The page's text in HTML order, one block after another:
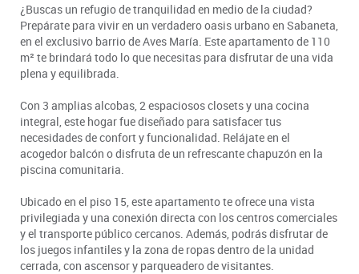
¿Buscas un refugio de tranquilidad en medio de la ciudad?
Prepárate para vivir en un verdadero oasis urbano en Sabaneta,
en el exclusivo barrio de Aves María. Este apartamento de 110
m² te brindará todo lo que necesitas para disfrutar de una vida
plena y equilibrada.
Con 3 amplias alcobas, 2 espaciosos closets y una cocina
integral, este hogar fue diseñado para satisfacer tus
necesidades de confort y funcionalidad. Relájate en el
acogedor balcón o disfruta de un refrescante chapuzón en la
piscina comunitaria.
Ubicado en el piso 15, este apartamento te ofrece una vista
privilegiada y una conexión directa con los centros comerciales
y el transporte público cercanos. Además, podrás disfrutar de
los juegos infantiles y la zona de ropas dentro de la unidad
cerrada, con ascensor y parqueadero de visitantes.